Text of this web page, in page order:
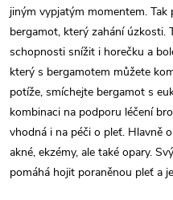
jiným vypjatým momentem.
bergamot, který zahání úzkosti.
schopnosti snížit i horečku a
který s bergamotem můžete
potíže, smíchejte bergamot s
kombinaci na podporu léčení
vhodná i na péči o pleť. Hlavně
akné, ekzémy, ale také opary.
pomáhá hojit poraněnou pleť a